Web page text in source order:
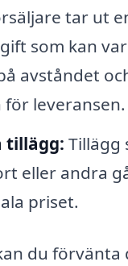
tar ut
som kan
avståndet
leveransen.
tillägg: Tillägg
eller andra
priset.
du förvänta